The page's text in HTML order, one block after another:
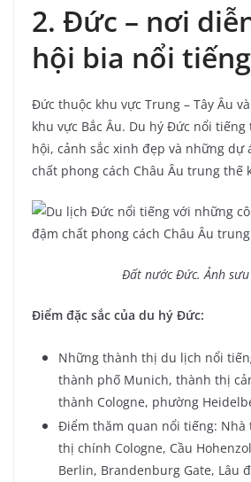
2. Đức – nơi
hội bia nổi
Đức thuộc khu vực Trung – Tây Âu
khu vực Bắc Âu. Du hý Đức nổi
hội, cảnh sắc xinh đẹp và những dự
chất phong cách Châu Âu trung thế
Đất nước Đức. Ảnh
Điểm đặc sắc của du hý Đức:
Những thành thị du lịch nổi
thành phố Munich, thành thị
thành Cologne, phường
Điểm thăm quan nổi tiếng: Nhà
thị chính Cologne, Cầu
Berlin, Brandenburg Gate, Lâu